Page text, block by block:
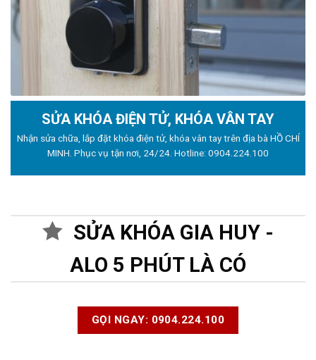
SỬA KHÓA ĐIỆN TỬ, KHÓA VÂN TAY
Nhận sửa chữa, lắp đặt khóa điện tử, khóa vân tay trên địa bà HỒ CHÍ
MINH. Phục vụ tận nơi, 24/24. Hotline: 0904.224.100
SỬA KHÓA GIA HUY -
ALO 5 PHÚT LÀ CÓ
GỌI NGAY: 0904.224.100